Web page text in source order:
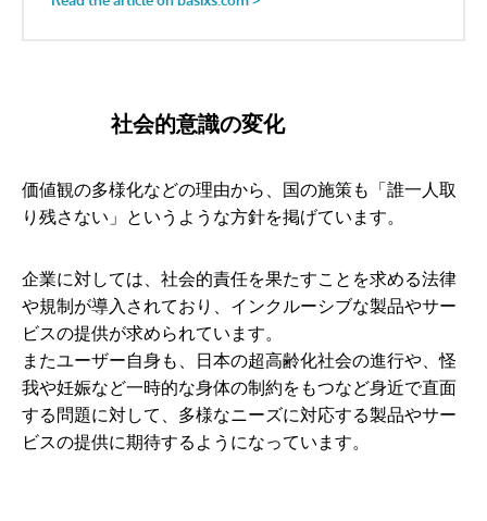
社会的意識の変化
価値観の多様化などの理由から、国の施策も「誰一人取
り残さない」というような方針を掲げています。
企業に対しては、社会的責任を果たすことを求める法律
や規制が導入されており、インクルーシブな製品やサー
ビスの提供が求められています。
またユーザー自身も、日本の超高齢化社会の進行や、怪
我や妊娠など一時的な身体の制約をもつなど身近で直面
する問題に対して、多様なニーズに対応する製品やサー
ビスの提供に期待するようになっています。